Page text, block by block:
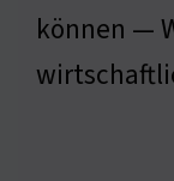
können —